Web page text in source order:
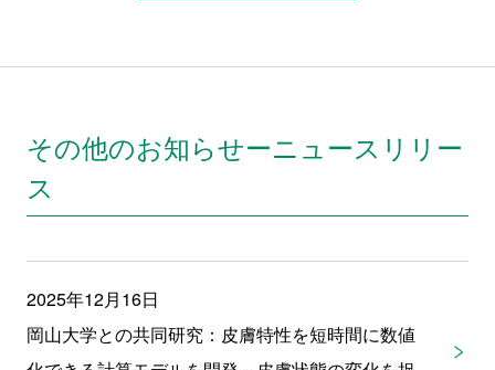
その他のお知らせーニュースリリー
ス
2025年12月16日
岡山大学との共同研究：皮膚特性を短時間に数値